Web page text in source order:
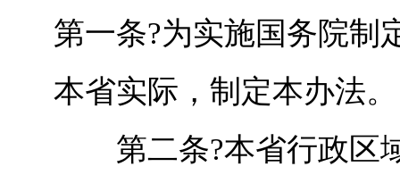
第一条?为实施国务院制
本省实际，制定本办法。
第二条?本省行政区域